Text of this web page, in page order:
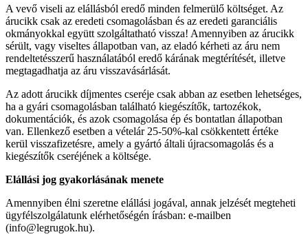
A vevő viseli az elállásból eredő minden felmerülő költséget. Az
árucikk csak az eredeti csomagolásban és az eredeti garanciális
okmányokkal együtt szolgáltatható vissza! Amennyiben az árucikk
sérült, vagy viseltes állapotban van, az eladó kérheti az áru nem
rendeltetésszerű használatából eredő kárának megtérítését, illetve
megtagadhatja az áru visszavásárlását.
Az adott árucikk díjmentes cseréje csak abban az esetben lehetséges,
ha a gyári csomagolásban található kiegészítők, tartozékok,
dokumentációk, és azok csomagolása ép és bontatlan állapotban
van. Ellenkező esetben a vételár 25-50%-kal csökkentett értéke
kerül visszafizetésre, amely a gyártó általi újracsomagolás és a
kiegészítők cseréjének a költsége.
Elállási jog gyakorlásának menete
Amennyiben élni szeretne elállási jogával, annak jelzését megteheti
ügyfélszolgálatunk elérhetőségén írásban: e-mailben
(info@legrugok.hu).